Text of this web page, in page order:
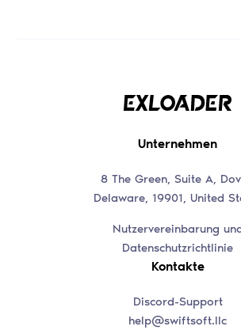
Unternehmen
8 The Green, Suite A,
Delaware, 19901, United
Nutzervereinbarung
Datenschutzrichtlinie
Kontakte
Discord-Support
help@swiftsoft.llc